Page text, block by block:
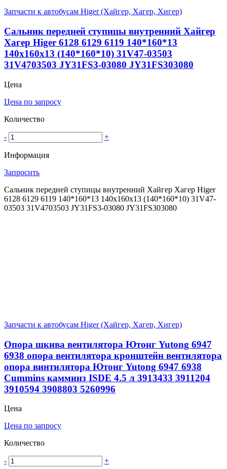
Запчасти к автобусам Higer (Хайгер, Хагер, Хигер)
Сальник передней ступицы внутренний Хайгер
Хагер Higer 6128 6129 6119 140*160*13
140x160x13 (140*160*10) 31V47-03503
31V4703503 JY31FS3-03080 JY31FS303080
Цена
Цена по запросу
Количество
- +
Информация
Запросить
Сальник передней ступицы внутренний Хайгер Хагер Higer
6128 6129 6119 140*160*13 140x160x13 (140*160*10) 31V47-
03503 31V4703503 JY31FS3-03080 JY31FS303080
Запчасти к автобусам Higer (Хайгер, Хагер, Хигер)
Опора шкива вентилятора Ютонг Yutong 6947
6938 опора вентилятора кронштейн вентилятора
опора винтилятора Ютонг Yutong 6947 6938
Cummins камминз ISDE 4.5 л 3913433 3911204
3910594 3908803 5260996
Цена
Цена по запросу
Количество
- +